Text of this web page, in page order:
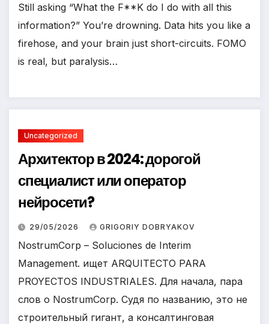
Still asking “What the F**K do I do with all this
information?” You’re drowning. Data hits you like a
firehose, and your brain just short-circuits. FOMO
is real, but paralysis…
Uncategorized
Архитектор в 2024: дорогой
специалист или оператор
нейросети?
29/05/2026 GRIGORIY DOBRYAKOV
NostrumCorp – Soluciones de Interim
Management. ищет ARQUITECTO PARA
PROYECTOS INDUSTRIALES. Для начала, пара
слов о NostrumCorp. Судя по названию, это не
строительный гигант, а консалтинговая